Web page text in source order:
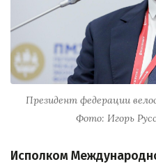
Президент федерации
Фото: Игорь
Исполком